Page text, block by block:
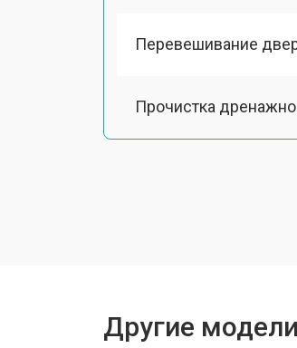
Перевешивание
Прочистка
Другие